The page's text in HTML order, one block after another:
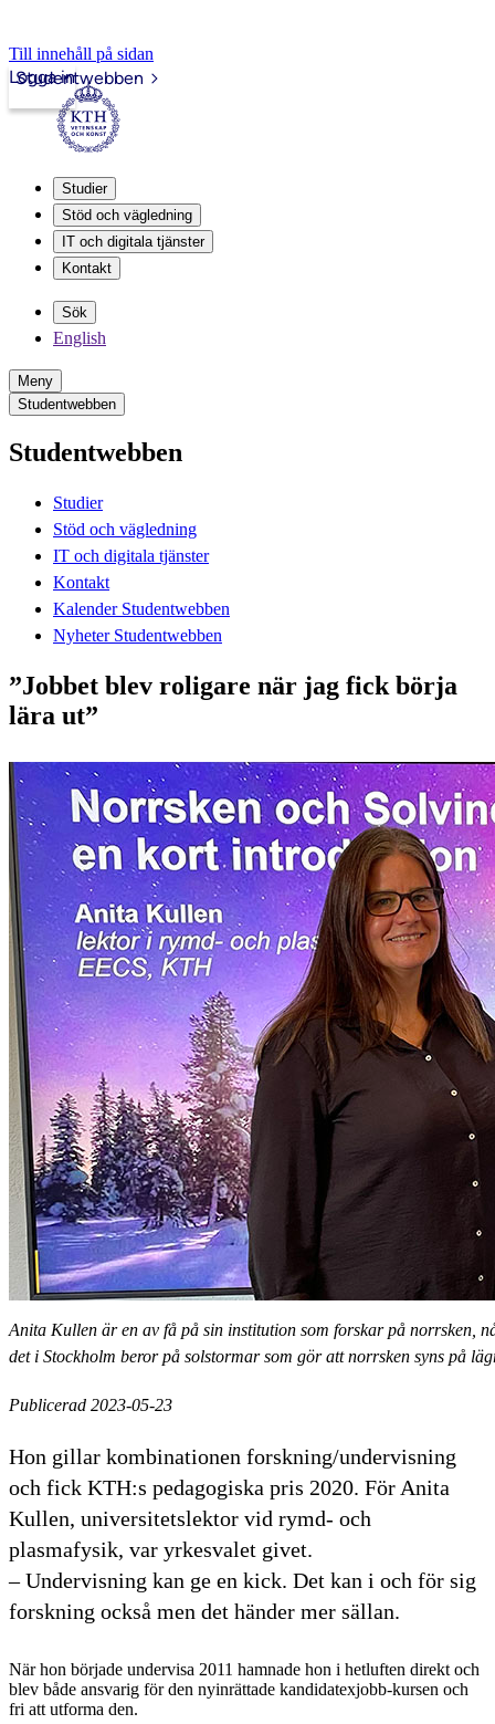
Till innehåll på sidan
Studentwebben
Logga in
Studier
Stöd och vägledning
IT och digitala tjänster
Kontakt
Sök
English
Meny
Studentwebben
Studentwebben
Studier
Stöd och vägledning
IT och digitala tjänster
Kontakt
Kalender Studentwebben
Nyheter Studentwebben
”Jobbet blev roligare när jag fick börja
lära ut”
Anita Kullen är en av få på sin institution som forskar på norrsken,
det i Stockholm beror på solstormar som gör att norrsken syns på
Publicerad 2023-05-23
Hon gillar kombinationen forskning/undervisning
och fick KTH:s pedagogiska pris 2020. För Anita
Kullen, universitetslektor vid rymd- och
plasmafysik, var yrkesvalet givet.
– Undervisning kan ge en kick. Det kan i och för sig
forskning också men det händer mer sällan.
När hon började undervisa 2011 hamnade hon i hetluften direkt och
blev både ansvarig för den nyinrättade kandidatexjobb-kursen och
fri att utforma den.